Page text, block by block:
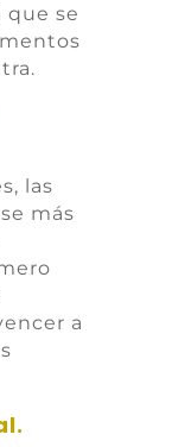
que se
las
más
a